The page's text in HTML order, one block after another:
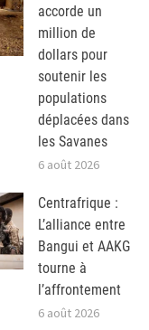
accorde un
million de
dollars pour
soutenir les
populations
déplacées dans
les Savanes
6 août 2026
Centrafrique :
L’alliance entre
Bangui et AAKG
tourne à
l’affrontement
6 août 2026